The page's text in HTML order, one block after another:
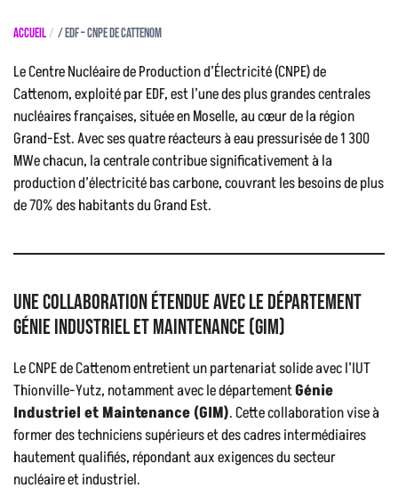
Accueil /EDF – CNPE de Cattenom
Le Centre Nucléaire de Production d’Électricité (CNPE) de
Cattenom, exploité par EDF, est l’une des plus grandes centrales
nucléaires françaises, située en Moselle, au cœur de la région
Grand-Est. Avec ses quatre réacteurs à eau pressurisée de 1 300
MWe chacun, la centrale contribue significativement à la
production d’électricité bas carbone, couvrant les besoins de plus
de 70% des habitants du Grand Est.
Une Collaboration Étendue avec le département
Génie Industriel et Maintenance (GIM)
Le CNPE de Cattenom entretient un partenariat solide avec l’IUT
Thionville-Yutz, notamment avec le départementGénie
Industriel et Maintenance (GIM). Cette collaboration vise à
former des techniciens supérieurs et des cadres intermédiaires
hautement qualifiés, répondant aux exigences du secteur
nucléaire et industriel.